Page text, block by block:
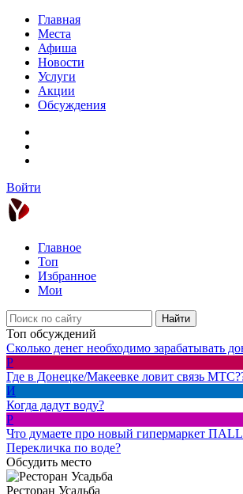
Главная
Места
Афиша
Новости
Услуги
Акции
Обсуждения
Войти
Главное
Топ
Избранное
Мои
Найти
Топ обсуждений
Сколько денег необходимо зарабатывать
Р
Где в Донецке/Макеевке ловит связь
И
Когда дадут воду?
P
Что думаете про новый гипермаркет
Перекличка по воде?
Обсудить место
Ресторан Усадьба